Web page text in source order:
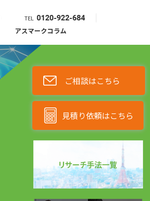
TEL
アスマークコラム
見積り依頼はこちら
ご相談はこちら